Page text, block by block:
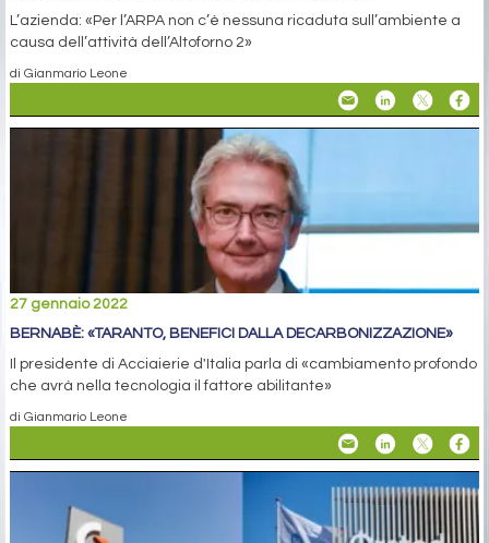
L’azienda: «Per l’ARPA non c’è nessuna ricaduta sull’ambiente a
causa dell’attività dell’Altoforno 2»
di Gianmario Leone
27 gennaio 2022
BERNABÈ: «TARANTO, BENEFICI DALLA DECARBONIZZAZIONE»
Il presidente di Acciaierie d'Italia parla di «cambiamento profondo
che avrà nella tecnologia il fattore abilitante»
di Gianmario Leone